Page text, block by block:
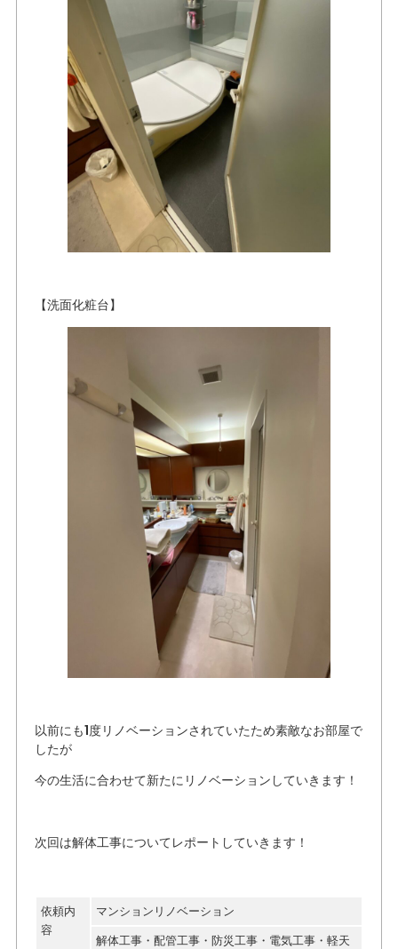
【洗面化粧台】
以前にも1度リノベーションされていたため素敵なお部屋で
したが
今の生活に合わせて新たにリノベーションしていきます！
次回は解体工事についてレポートしていきます！
依頼内
容
マンションリノベーション
解体工事・配管工事・防災工事・電気工事・軽天